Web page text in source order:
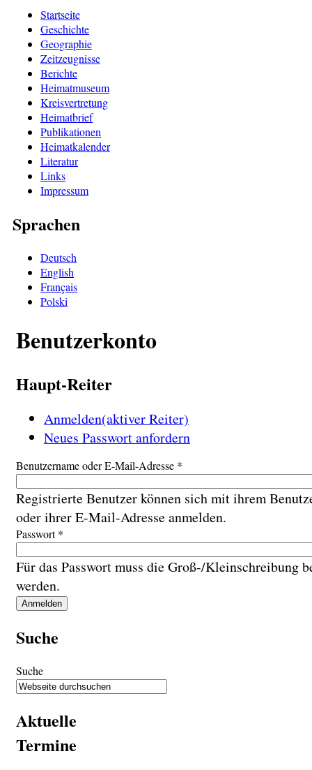
Startseite
Geschichte
Geographie
Zeitzeugnisse
Berichte
Heimatmuseum
Kreisvertretung
Heimatbrief
Publikationen
Heimatkalender
Literatur
Links
Impressum
Sprachen
Deutsch
English
Français
Polski
Benutzerkonto
Haupt-Reiter
Anmelden(aktiver Reiter)
Neues Passwort anfordern
Benutzername oder E-Mail-Adresse *
Registrierte Benutzer können sich mit ihrem
oder ihrer E-Mail-Adresse anmelden.
Passwort*
Für das Passwort muss die Groß-/Kleinschreibung
werden.
Suche
Suche
Aktuelle
Termine